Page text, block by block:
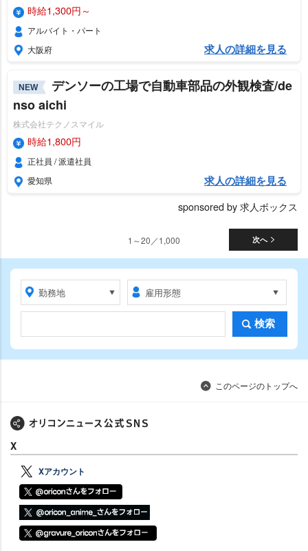
時給1,300円～
アルバイト・パート
大阪府
求人の詳細を見る
NEW
デンソーの工場で自動車部品の外観検査/de
nso aichi
株式会社テクノスマイル
時給1,800円
正社員 / 派遣社員
愛知県
求人の詳細を見る
sponsored by 求人ボックス
次へ
1～20／1,000
検索
このページのトップへ
X
Xアカウント